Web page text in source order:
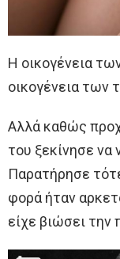
Η οικογένεια
οικογένεια των
Αλλά καθώς
του ξεκίνησε
Παρατήρησε
φορά ήταν
είχε βιώσει